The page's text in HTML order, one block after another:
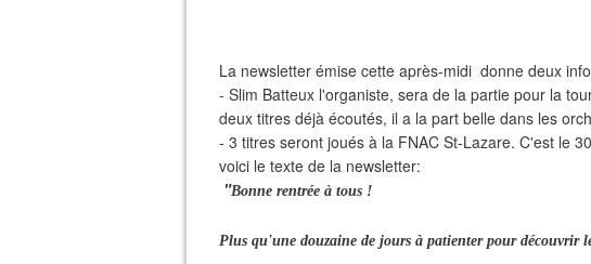
La newsletter émise cette après-midi donne deux
- Slim Batteux l'organiste, sera de la partie pour la
deux titres déjà écoutés, il a la part belle dans les
- 3 titres seront joués à la FNAC St-Lazare. C'est le
voici le texte de la newsletter:
"Bonne rentrée à tous !
Plus qu'une douzaine de jours à patienter pour découvrir